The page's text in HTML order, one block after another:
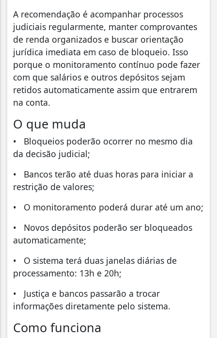
A recomendação é acompanhar processos
judiciais regularmente, manter comprovantes
de renda organizados e buscar orientação
jurídica imediata em caso de bloqueio. Isso
porque o monitoramento contínuo pode fazer
com que salários e outros depósitos sejam
retidos automaticamente assim que entrarem
na conta.
O que muda
• Bloqueios poderão ocorrer no mesmo dia
da decisão judicial;
• Bancos terão até duas horas para iniciar a
restrição de valores;
• O monitoramento poderá durar até um ano;
• Novos depósitos poderão ser bloqueados
automaticamente;
• O sistema terá duas janelas diárias de
processamento: 13h e 20h;
• Justiça e bancos passarão a trocar
informações diretamente pelo sistema.
Como funciona